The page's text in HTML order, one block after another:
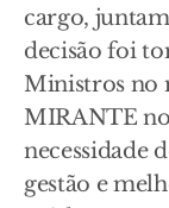
cargo,
decisão foi
Ministros no
MIRANTE
necessidade
gestão e